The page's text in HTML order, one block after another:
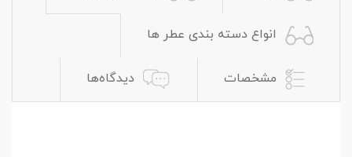
انواع دسته بندی عطر ها
مشخصات دیدگاه‌ها